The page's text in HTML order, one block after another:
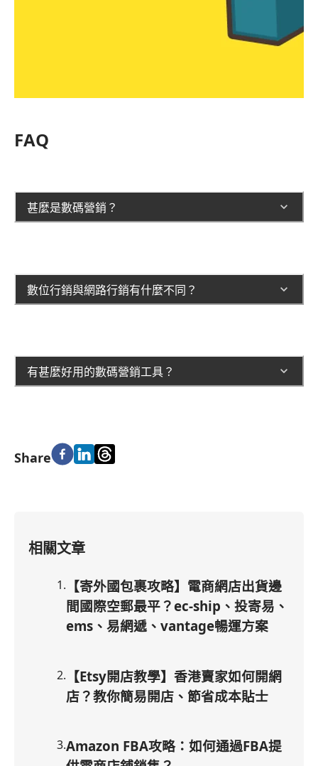
FAQ
甚麼是數碼營銷？
數位行銷與網路行銷有什麼不同？
有甚麼好用的數碼營銷工具？
Share
相關文章
1. 【寄外國包裹攻略】電商網店出貨邊
間國際空郵最平？ec-ship、投寄易、
ems、易網遞、vantage暢運方案
2. 【Etsy開店教學】香港賣家如何開網
店？教你簡易開店、節省成本貼士
3.Amazon FBA攻略：如何通過FBA提